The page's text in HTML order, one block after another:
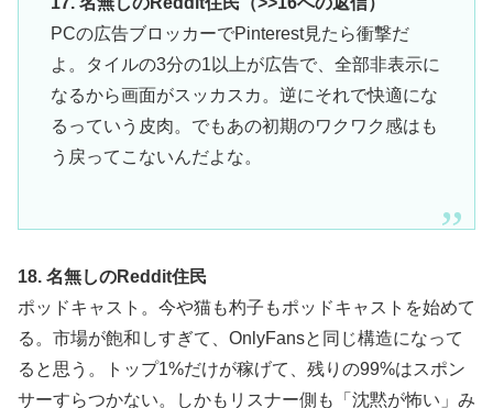
PCの広告ブロッカーでPinterest見たら衝撃だ
よ。タイルの3分の1以上が広告で、全部非表示に
なるから画面がスッカスカ。逆にそれで快適にな
るっていう皮肉。でもあの初期のワクワク感はも
う戻ってこないんだよな。
18. 名無しのReddit住民
ポッドキャスト。今や猫も杓子もポッドキャストを始めて
る。市場が飽和しすぎて、OnlyFansと同じ構造になって
ると思う。トップ1%だけが稼げて、残りの99%はスポン
サーすらつかない。しかもリスナー側も「沈黙が怖い」み